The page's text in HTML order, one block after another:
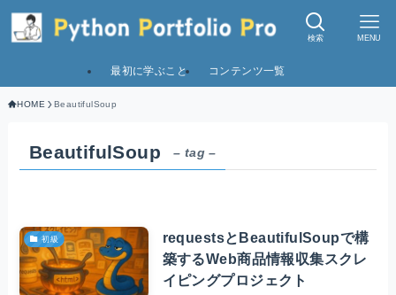
検索 MENU
最初に学ぶこと コンテンツ一覧
HOME BeautifulSoup
BeautifulSoup – tag –
初級
requestsとBeautifulSoupで構
築するWeb商品情報収集スクレ
イピングプロジェクト